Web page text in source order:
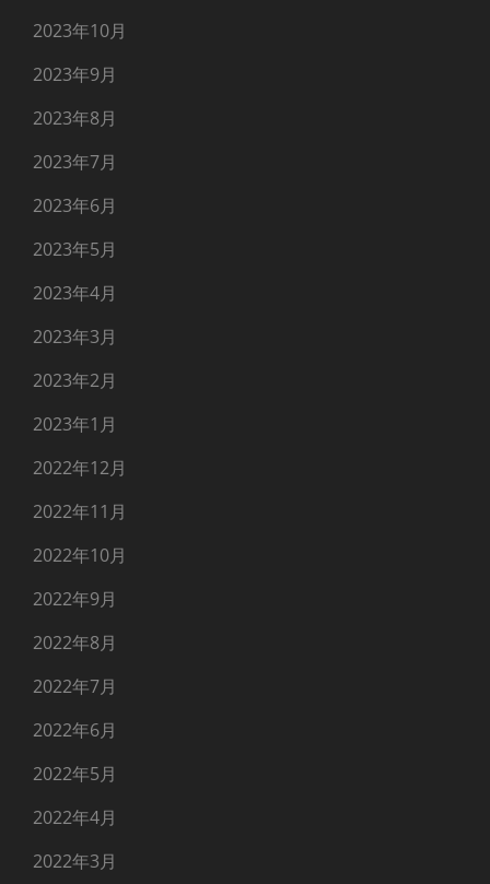
2023年10月
2023年9月
2023年8月
2023年7月
2023年6月
2023年5月
2023年4月
2023年3月
2023年2月
2023年1月
2022年12月
2022年11月
2022年10月
2022年9月
2022年8月
2022年7月
2022年6月
2022年5月
2022年4月
2022年3月